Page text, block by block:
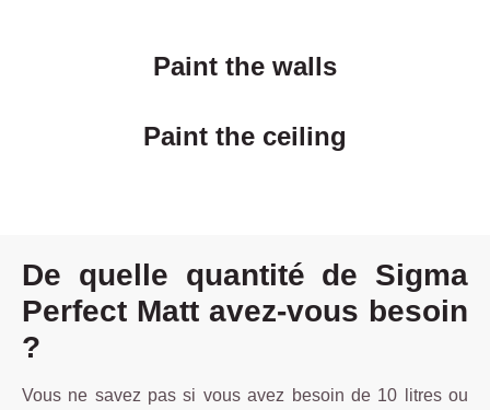
Paint the walls
Paint the ceiling
De quelle quantité de Sigma
Perfect Matt avez-vous besoin
?
Vous ne savez pas si vous avez besoin de 10 litres ou